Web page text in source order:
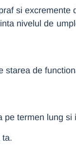
si
nivelul de
de
termen lung si
ta.